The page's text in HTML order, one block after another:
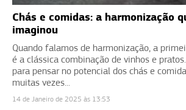
Chás e comidas: a harmonização
imaginou
Quando falamos de harmonização, a
é a clássica combinação de vinhos e
para pensar no potencial dos chás e
muitas vezes...
14 de Janeiro de 2025 às 13:53